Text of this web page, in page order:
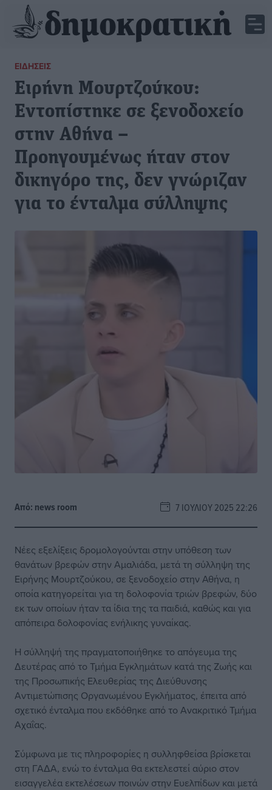
ΕΙΔΉΣΕΙΣ
Ειρήνη Μουρτζούκου:
Εντοπίστηκε σε ξενοδοχείο
στην Αθήνα –
Προηγουμένως ήταν στον
δικηγόρο της, δεν γνώριζαν
για το ένταλμα σύλληψης
Από: news room 7 ΙΟΥΛΊΟΥ 2025 22:26
Νέες εξελίξεις δρομολογούνται στην υπόθεση των
θανάτων βρεφών στην Αμαλιάδα, μετά τη σύλληψη της
Ειρήνης Μουρτζούκου, σε ξενοδοχείο στην Αθήνα, η
οποία κατηγορείται για τη δολοφονία τριών βρεφών, δύο
εκ των οποίων ήταν τα ίδια της τα παιδιά, καθώς και για
απόπειρα δολοφονίας ενήλικης γυναίκας.
Η σύλληψή της πραγματοποιήθηκε το απόγευμα της
Δευτέρας από το Τμήμα Εγκλημάτων κατά της Ζωής και
της Προσωπικής Ελευθερίας της Διεύθυνσης
Αντιμετώπισης Οργανωμένου Εγκλήματος, έπειτα από
σχετικό ένταλμα που εκδόθηκε από το Ανακριτικό Τμήμα
Αχαΐας.
Σύμφωνα με τις πληροφορίες η συλληφθείσα βρίσκεται
στη ΓΑΔΑ, ενώ το ένταλμα θα εκτελεστεί αύριο στον
εισαγγελέα εκτελέσεων ποινών στην Ευελπίδων και μετά